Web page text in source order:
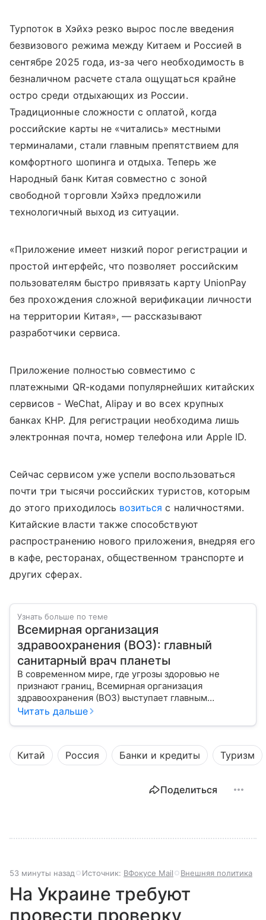
Турпоток в Хэйхэ резко вырос после введения
безвизового режима между Китаем и Россией в
сентябре 2025 года, из-за чего необходимость в
безналичном расчете стала ощущаться крайне
остро среди отдыхающих из России.
Традиционные сложности с оплатой, когда
российские карты не «читались» местными
терминалами, стали главным препятствием для
комфортного шопинга и отдыха. Теперь же
Народный банк Китая совместно с зоной
свободной торговли Хэйхэ предложили
технологичный выход из ситуации.
«Приложение имеет низкий порог регистрации и
простой интерфейс, что позволяет российским
пользователям быстро привязать карту UnionPay
без прохождения сложной верификации личности
на территории Китая», — рассказывают
разработчики сервиса.
Приложение полностью совместимо с
платежными QR-кодами популярнейших китайских
сервисов - WeChat, Alipay и во всех крупных
банках КНР. Для регистрации необходима лишь
электронная почта, номер телефона или Apple ID.
Сейчас сервисом уже успели воспользоваться
почти три тысячи российских туристов, которым
до этого приходилось возиться с наличностями.
Китайские власти также способствуют
распространению нового приложения, внедряя его
в кафе, ресторанах, общественном транспорте и
других сферах.
Узнать больше по теме
Всемирная организация
здравоохранения (ВОЗ): главный
санитарный врач планеты
В современном мире, где угрозы здоровью не
признают границ, Всемирная организация
здравоохранения (ВОЗ) выступает главным
координатором глобального здравоохранения. Эта
человека, работая над его реализацией для
миллиардов людей. Как устроен этот «командный
Читать дальше
Китай Россия Банки и кредиты Туризм
Поделиться
53 минуты назад Источник: ВФокусе Mail Внешняя политика
На Украине требуют
провести проверку